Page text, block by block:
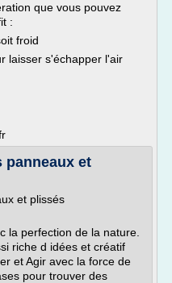
que vous pouvez
:
froid
laisser s'échapper l'air
panneaux et
et plissés
la perfection de la nature.
riche d idées et créatif
et Agir avec la force de
pour trouver des